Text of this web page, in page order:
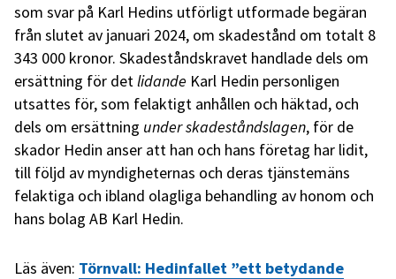
som svar på Karl Hedins utförligt utformade begäran
från slutet av januari 2024, om skadestånd om totalt 8
343 000 kronor. Skadeståndskravet handlade dels om
ersättning för det lidande Karl Hedin personligen
utsattes för, som felaktigt anhållen och häktad, och
dels om ersättning under skadeståndslagen, för de
skador Hedin anser att han och hans företag har lidit,
till följd av myndigheternas och deras tjänstemäns
felaktiga och ibland olagliga behandling av honom och
hans bolag AB Karl Hedin.
Läs även: Törnvall: Hedinfallet ”ett betydande